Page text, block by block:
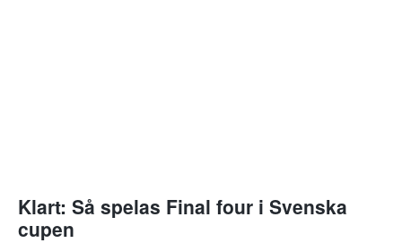
Klart: Så spelas Final four i Svenska
cupen